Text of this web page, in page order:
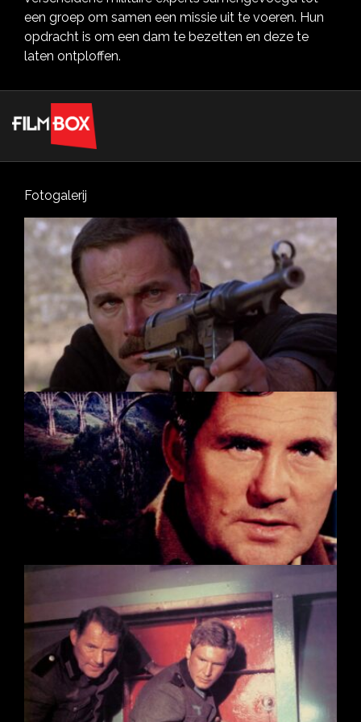
een groep om samen een missie uit te voeren. Hun
opdracht is om een dam te bezetten en deze te
laten ontploffen.
Fotogalerij